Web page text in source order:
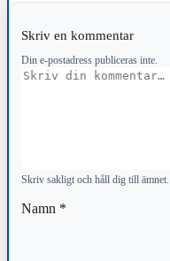
Skriv en kommentar
Din e-postadress publiceras inte.
Kommentar
Skriv sakligt och håll dig till ämnet.
Namn *